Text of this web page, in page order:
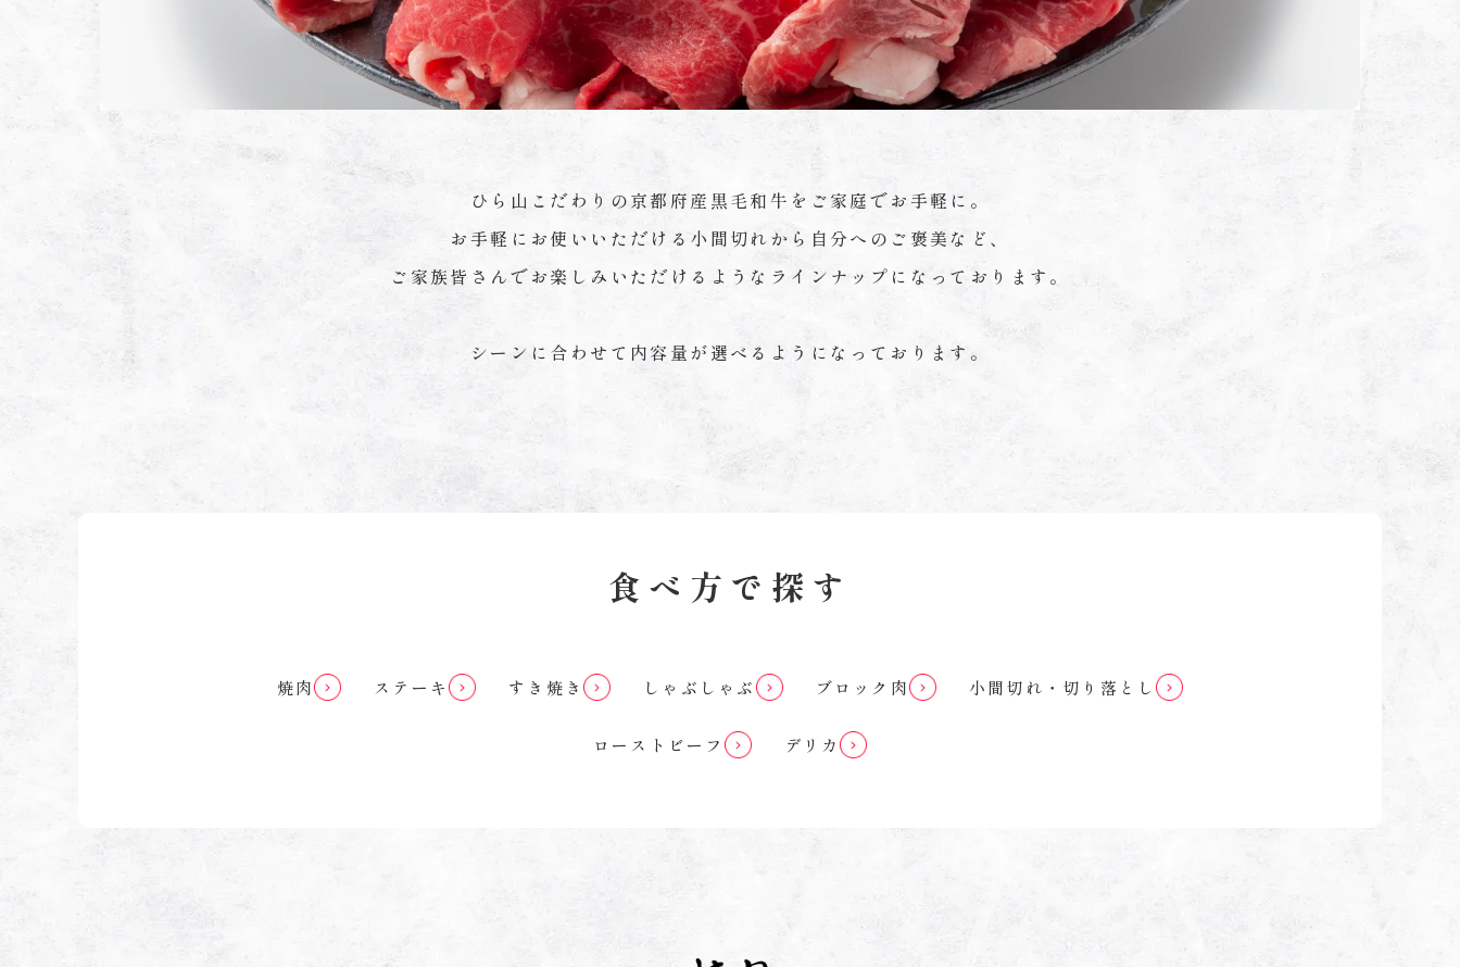
ひら山こだわりの京都府産黒毛和牛をご家庭でお手軽に。
お手軽にお使いいただける小間切れから自分へのご褒美など、
ご家族皆さんでお楽しみいただけるようなラインナップになっております。
シーンに合わせて内容量が選べるようになっております。
食べ方で探す
焼肉 ステーキ すき焼き しゃぶしゃぶ ブロック肉 小間切れ・切り落とし
ローストビーフ デリカ